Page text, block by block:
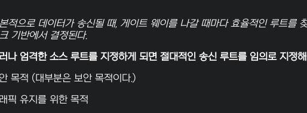
적으로 데이터가 송신될 때, 게이트 웨이를 나갈 때마다 효율적인 루트를
기반에서 결정된다.
나 엄격한 소스 루트를 지정하게 되면 절대적인 송신 루트를 임의로 지정
목적 (대부분은 보안 목적이다.)
픽 유지를 위한 목적